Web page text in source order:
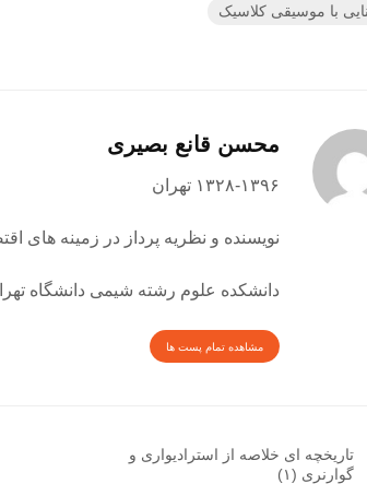
با موسیقی کلاسیک
محسن قانع بصیری
۱۳۲۸-۱۳۹۶ تهران
نویسنده و نظریه پرداز در زمینه های
دانشکده علوم رشته شیمی دانشگاه
مشاهده تمام پست ها
تاریخچه ای خلاصه از استرادیواری و
گوارنری (۱)